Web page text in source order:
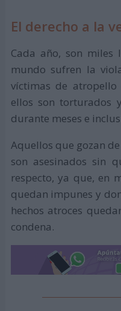
El derecho a la
Cada año, son miles
mundo sufren la
víctimas de
ellos son torturados
durante meses e
Aquellos que gozan
son asesinados sin
respecto, ya que, en
quedan impunes y
hechos atroces
condena.